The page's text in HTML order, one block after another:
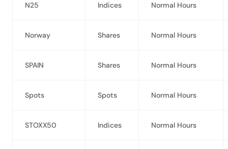
N25 Indices Normal Hours
Norway Shares Normal Hours
SPAIN Shares Normal Hours
Spots Spots Normal Hours
STOXX50 Indices Normal Hours